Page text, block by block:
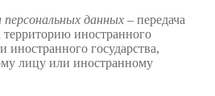
персональных данных – передача
иностранного
иностранного государства,
лицу или иностранному